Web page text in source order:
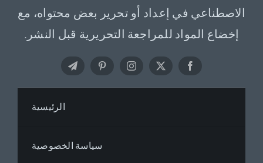
الاصطناعي في إعداد أو تحرير بعض محتواه، مع
إخضاع المواد للمراجعة التحريرية قبل النشر.
الرئيسية
سياسة الخصوصية